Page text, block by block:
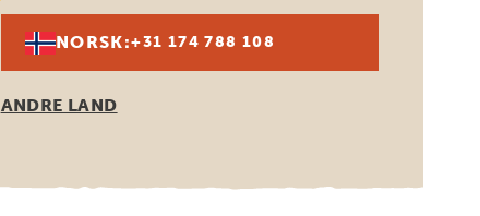
NORSK:+31 174 788 108
ANDRE LAND